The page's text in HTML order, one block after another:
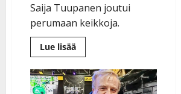
Saija Tuupanen joutui
perumaan keikkoja.
Lue lisääLue
lisää
Saija
Tuupanen:
ikävä